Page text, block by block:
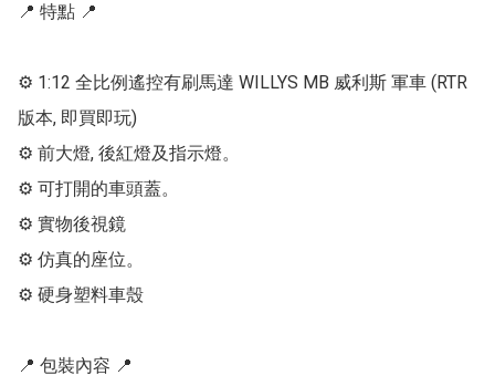
📍 特點 📍
⚙ 1:12 全比例遙控有刷馬達 WILLYS MB 威利斯 軍車 (RTR
版本, 即買即玩)
⚙ 前大燈, 後紅燈及指示燈。
⚙ 可打開的車頭蓋。
⚙ 實物後視鏡
⚙ 仿真的座位。
⚙ 硬身塑料車殼
📍 包裝內容 📍